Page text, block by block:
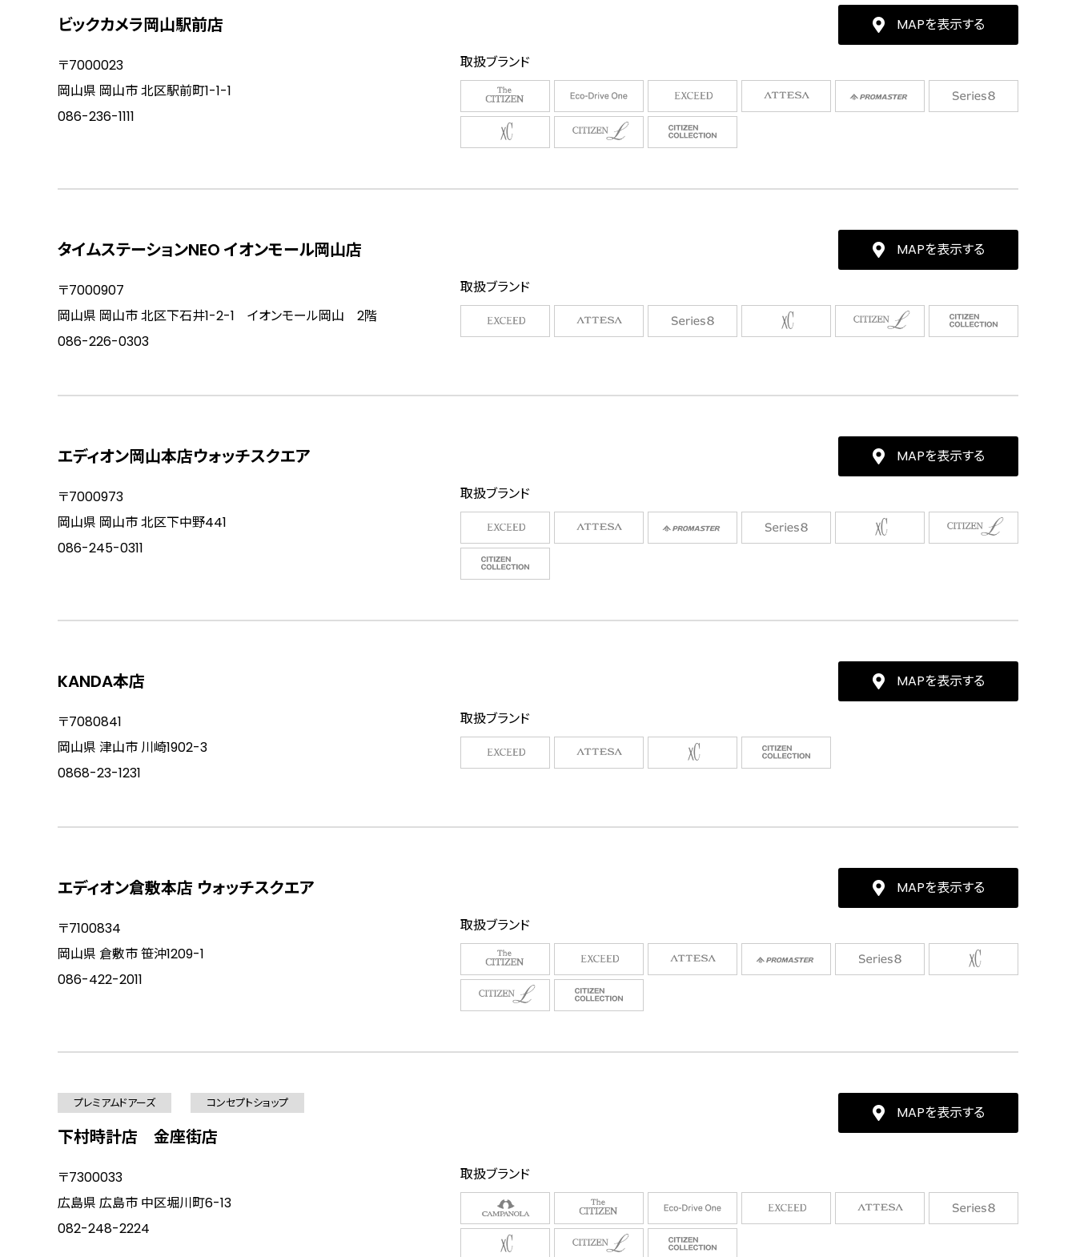
ビックカメラ岡山駅前店 MAPを表示する
〒7000023
岡山県 岡山市 北区駅前町1-1-1
086-236-1111
取扱ブランド
タイムステーションNEO イオンモール岡山店 MAPを表示する
〒7000907
岡山県 岡山市 北区下石井1-2-1 イオンモール岡山 2階
086-226-0303
取扱ブランド
エディオン岡山本店ウォッチスクエア MAPを表示する
〒7000973
岡山県 岡山市 北区下中野441
086-245-0311
取扱ブランド
KANDA本店 MAPを表示する
〒7080841
岡山県 津山市 川崎1902-3
0868-23-1231
取扱ブランド
エディオン倉敷本店 ウォッチスクエア MAPを表示する
〒7100834
岡山県 倉敷市 笹沖1209-1
086-422-2011
取扱ブランド
プレミアムドアーズ コンセプトショップ
下村時計店 金座街店
MAPを表示する
〒7300033
広島県 広島市 中区堀川町6-13
082-248-2224
取扱ブランド